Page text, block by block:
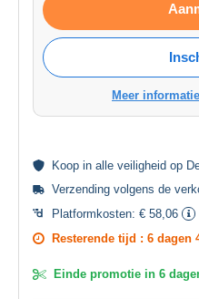
Meer
Koop in alle veiligheid op
Verzending volgens de
Platformkosten: € 58,06
Resterende tijd : 6 dagen
Einde promotie in 6